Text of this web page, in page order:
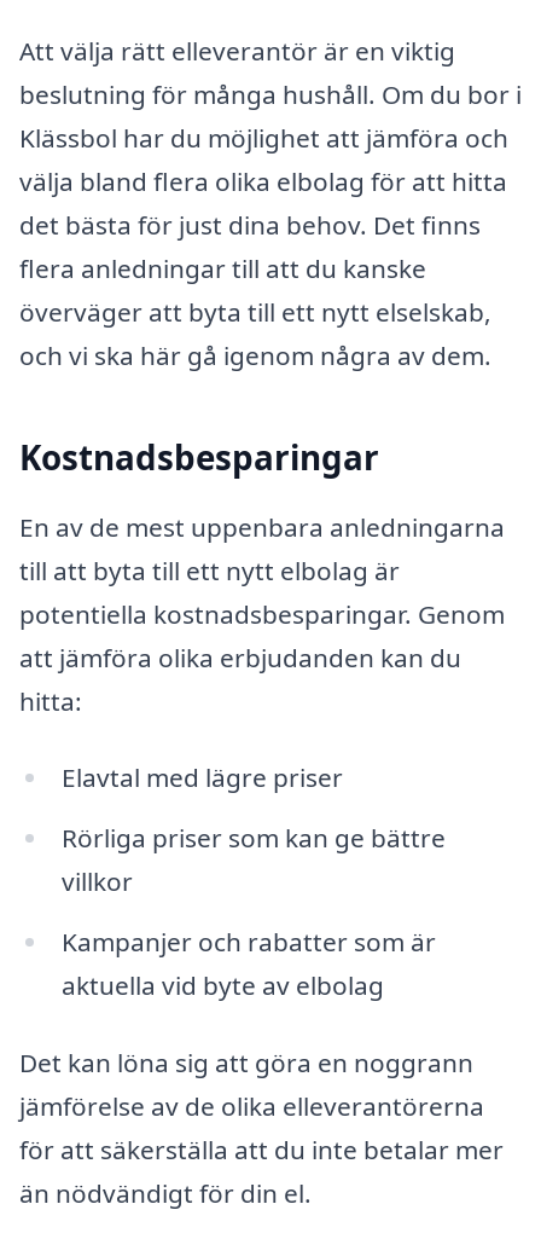
Att välja rätt elleverantör är en viktig
beslutning för många hushåll. Om du bor i
Klässbol har du möjlighet att jämföra och
välja bland flera olika elbolag för att hitta
det bästa för just dina behov. Det finns
flera anledningar till att du kanske
överväger att byta till ett nytt elselskab,
och vi ska här gå igenom några av dem.
Kostnadsbesparingar
En av de mest uppenbara anledningarna
till att byta till ett nytt elbolag är
potentiella kostnadsbesparingar. Genom
att jämföra olika erbjudanden kan du
hitta:
Elavtal med lägre priser
Rörliga priser som kan ge bättre
villkor
Kampanjer och rabatter som är
aktuella vid byte av elbolag
Det kan löna sig att göra en noggrann
jämförelse av de olika elleverantörerna
för att säkerställa att du inte betalar mer
än nödvändigt för din el.